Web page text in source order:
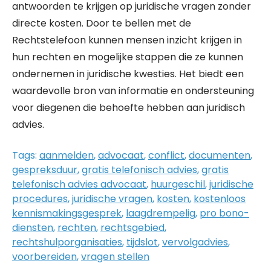
antwoorden te krijgen op juridische vragen zonder
directe kosten. Door te bellen met de
Rechtstelefoon kunnen mensen inzicht krijgen in
hun rechten en mogelijke stappen die ze kunnen
ondernemen in juridische kwesties. Het biedt een
waardevolle bron van informatie en ondersteuning
voor diegenen die behoefte hebben aan juridisch
advies.
Tags: aanmelden,advocaat,conflict,documenten,
gespreksduur,gratis telefonisch advies,gratis
telefonisch advies advocaat, huurgeschil,juridische
procedures,juridische vragen, kosten, kostenloos
kennismakingsgesprek, laagdrempelig, pro bono-
diensten, rechten, rechtsgebied,
rechtshulporganisaties, tijdslot,vervolgadvies,
voorbereiden,vragen stellen